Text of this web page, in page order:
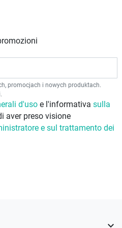
promocjach i nowych produktach.
d'uso e l'informativa sulla
aver preso visione
e sul trattamento dei